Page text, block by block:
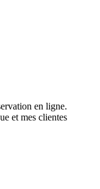
en ligne.
et mes clientes